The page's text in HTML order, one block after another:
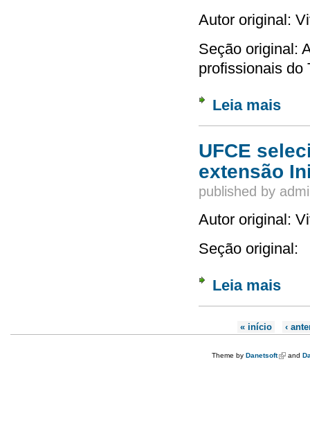
Autor original:
Seção original:
profissionais do
Leia mais
UFCE
extensão
published by
Autor original:
Seção original:
Leia mais
Páginas« início ‹
Theme by Danetsoft(link is
and